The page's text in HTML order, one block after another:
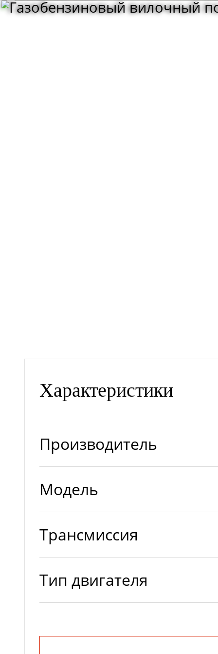
Характеристики
Производитель
Модель
Трансмиссия
Тип двигателя